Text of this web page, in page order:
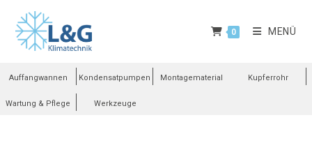
0 MENÜ
Auffangwannen Kondensatpumpen Montagematerial Kupferrohr
Wartung & Pflege Werkzeuge